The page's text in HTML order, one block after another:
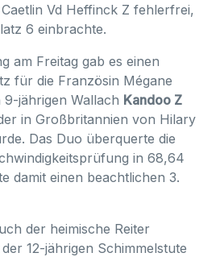
Vd Heffinck Z fehlerfrei,
6 einbrachte.
am Freitag gab es einen
für die Französin Mégane
jährigen Wallach Kandoo Z
in Großbritannien von Hilary
Das Duo überquerte die
in 68,64
damit einen beachtlichen 3.
der heimische Reiter
12-jährigen Schimmelstute